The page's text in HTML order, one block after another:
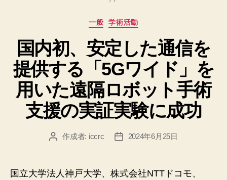
カ
ゴ
リ
ー
一般 学術活動
国内初、安定した通信を
提供する「5Gワイド」を
用いた遠隔ロボット手術
支援の実証実験に成功
投 作成者: iccrc
投
2024年6月25日
国立大学法人神戸大学、株式会社NTTドコモ、